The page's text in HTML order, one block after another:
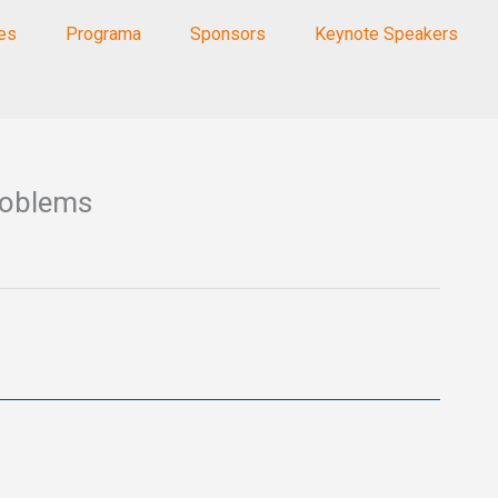
Programa Sponsors Keynote Speakers